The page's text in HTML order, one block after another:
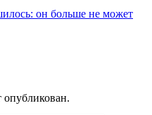
он больше не может
опубликован.